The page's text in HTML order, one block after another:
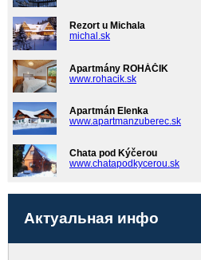
Rezort u Michala
michal.sk
Apartmány ROHÁČIK
www.rohacik.sk
Apartmán Elenka
www.apartmanzuberec.sk
Chata pod Kýčerou
www.chatapodkycerou.sk
Актуальная инфо